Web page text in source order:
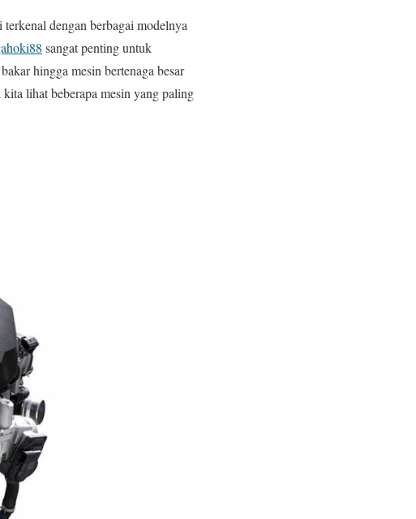
dengan berbagai modelnya
sangat penting untuk
hingga mesin bertenaga besar
lihat beberapa mesin yang paling